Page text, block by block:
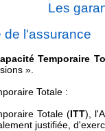
Les
de l'assurance
Temporaire
».
Totale :
Totale (ITT),
justifiée,